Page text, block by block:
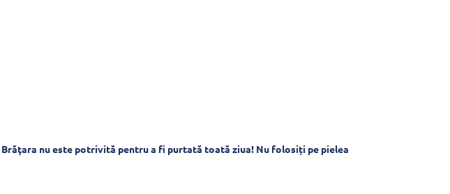
Brăţara nu este potrivită pentru a fi purtată toată ziua! Nu folosiți pe pielea